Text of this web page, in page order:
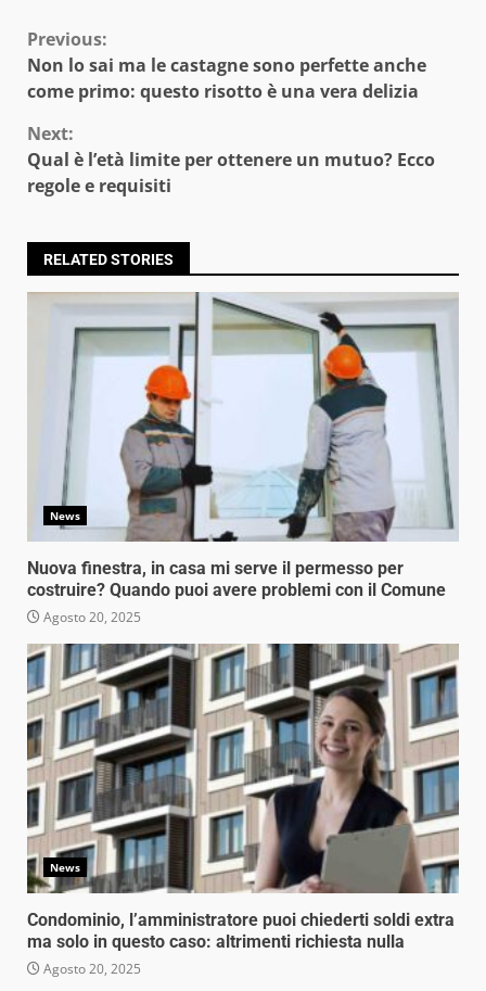
Continue
Reading
Previous:
Non lo sai ma le castagne sono perfette anche
come primo: questo risotto è una vera delizia
Next:
Qual è l’età limite per ottenere un mutuo? Ecco
regole e requisiti
RELATED STORIES
News
Nuova finestra, in casa mi serve il permesso per
costruire? Quando puoi avere problemi con il Comune
Agosto 20, 2025
News
Condominio, l’amministratore puoi chiederti soldi extra
ma solo in questo caso: altrimenti richiesta nulla
Agosto 20, 2025